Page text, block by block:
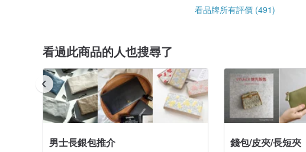
看品牌所有評價 (491)
看過此商品的人也搜尋了
男士長銀包推介 錢包/皮夾/長短夾